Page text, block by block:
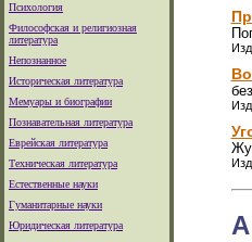
Психология
Философская и религиозная
литература
Непознанное
Историческая литература
Мемуары и биографии
Познавательная литература
Еврейская литература
Техническая литература
Естественные науки
Гуманитарные науки
Юридическая литература